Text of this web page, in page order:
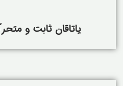
یاتاقان ثابت و